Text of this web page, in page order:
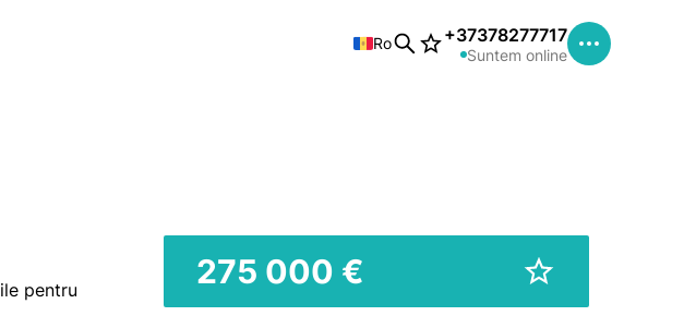
Ro +37378277717
Suntem online
pentru
275 000 €